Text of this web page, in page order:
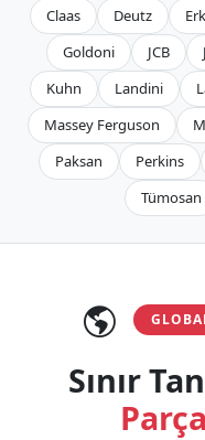
Claas
Deutz
Goldoni
JCB
Kuhn
Landini
Massey Ferguson
Paksan
Perkins
Tümosan
Sınır
Parça